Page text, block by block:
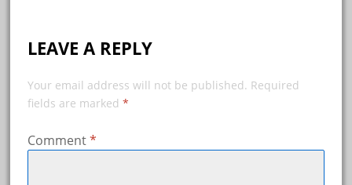
LEAVE A REPLY
Your email address will not be published. Required
fields are marked *
Comment*